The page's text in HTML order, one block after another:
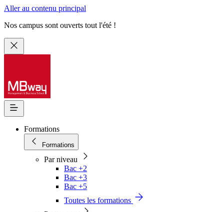
Aller au contenu principal
Nos campus sont ouverts tout l'été !
Formations
Formations
Par niveau
Bac +2
Bac +3
Bac +5
Toutes les formations